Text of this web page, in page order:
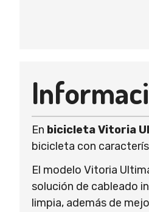
En bicicleta Vitoria
bicicleta con
El modelo Vitoria
solución de cableado
limpia, además de